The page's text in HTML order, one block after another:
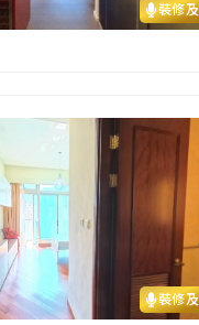
裝修
裝修